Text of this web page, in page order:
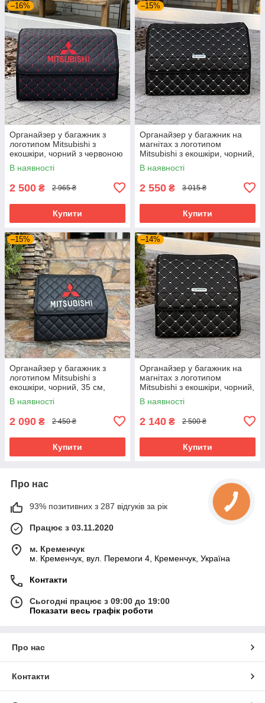
–16%
Органайзер у багажник з
логотипом Mitsubishi з
екошкіри, чорний з червоною
ниткою, 50 см,
автоорганайзер
В наявності
2 500 ₴ 2 965 ₴
Купити
–15%
Органайзер у багажник на
магнітах з логотипом
Mitsubishi з екошкіри, чорний,
50 см, сумка в багажник
В наявності
2 550 ₴ 3 015 ₴
Купити
–15%
Органайзер у багажник з
логотипом Mitsubishi з
екошкіри, чорний, 35 см,
саквояж
В наявності
2 090 ₴ 2 450 ₴
Купити
–14%
Органайзер у багажник на
магнітах з логотипом
Mitsubishi з екошкіри, чорний,
35 см, саквояж
В наявності
2 140 ₴ 2 500 ₴
Купити
Про нас
93% позитивних з 287 відгуків за рік
Працює з 03.11.2020
м. Кременчук
м. Кременчук, вул. Перемоги 4, Кременчук, Україна
Контакти
Сьогодні працює з 09:00 до 19:00
Показати весь графік роботи
Про нас
Контакти